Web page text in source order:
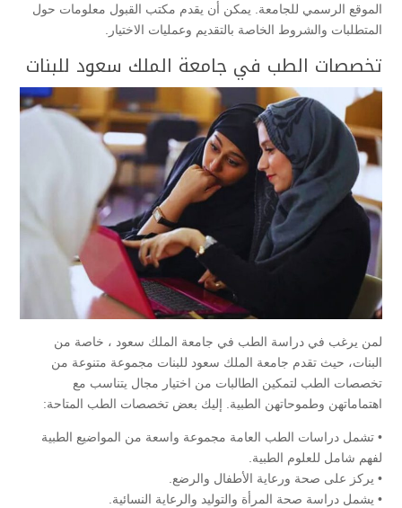
الموقع الرسمي للجامعة. يمكن أن يقدم مكتب القبول معلومات حول
المتطلبات والشروط الخاصة بالتقديم وعمليات الاختيار.
تخصصات الطب في جامعة الملك سعود للبنات
لمن يرغب في دراسة الطب في جامعة الملك سعود ، خاصة من
البنات، حيث تقدم جامعة الملك سعود للبنات مجموعة متنوعة من
تخصصات الطب لتمكين الطالبات من اختيار مجال يتناسب مع
اهتماماتهن وطموحاتهن الطبية. إليك بعض تخصصات الطب المتاحة:
• تشمل دراسات الطب العامة مجموعة واسعة من المواضيع الطبية
لفهم شامل للعلوم الطبية.
• يركز على صحة ورعاية الأطفال والرضع.
• يشمل دراسة صحة المرأة والتوليد والرعاية النسائية.